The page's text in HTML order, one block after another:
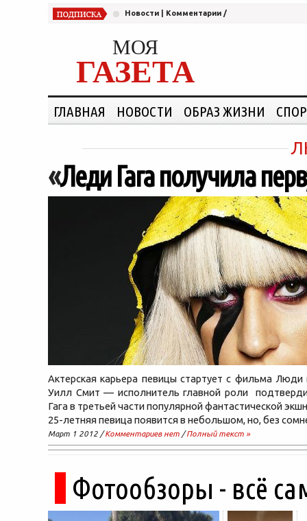
Новости Комментарии /
МОЯ
ГАЗЕТА
ГЛАВНАЯ НОВОСТИ ОБРАЗ ЖИЗНИ
«Леди Гага получила
Актерская карьера певицы стартует с фильма
Уилл Смит — исполнитель главной роли
Гага в третьей части популярной фантастической
25-летняя певица появится в небольшом, но, без
Март 1 2012 /Комментариев нет /Полный текст »
Фотообзоры - всё